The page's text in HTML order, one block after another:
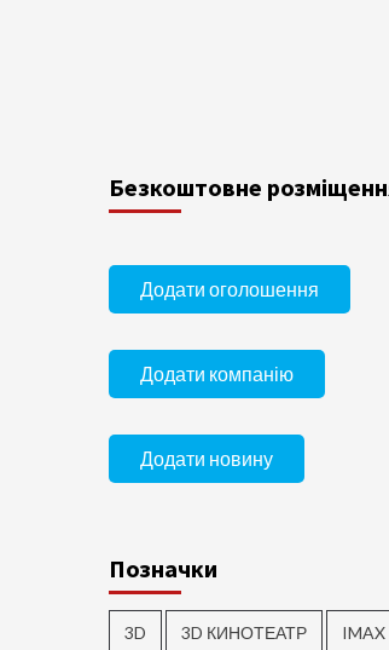
Безкоштовне
Додати оголошення
Додати компанію
Додати новину
Позначки
3D 3D КИНОТЕАТР IMAX